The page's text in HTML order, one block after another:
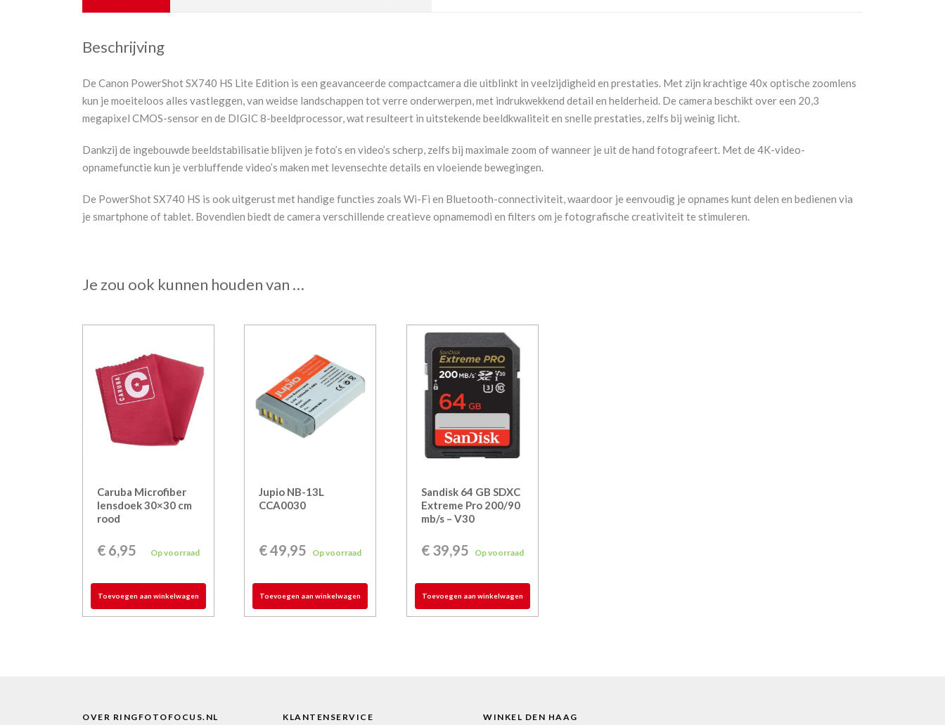
Beschrijving
De Canon PowerShot SX740 HS Lite Edition is een geavanceerde compactcamera die uitblinkt in veelzijdigheid en prestaties. Met zijn krachtige 40x optische zoomlens
kun je moeiteloos alles vastleggen, van weidse landschappen tot verre onderwerpen, met indrukwekkend detail en helderheid. De camera beschikt over een 20,3
megapixel CMOS-sensor en de DIGIC 8-beeldprocessor, wat resulteert in uitstekende beeldkwaliteit en snelle prestaties, zelfs bij weinig licht.
Dankzij de ingebouwde beeldstabilisatie blijven je foto’s en video’s scherp, zelfs bij maximale zoom of wanneer je uit de hand fotografeert. Met de 4K-video-
opnamefunctie kun je verbluffende video’s maken met levensechte details en vloeiende bewegingen.
De PowerShot SX740 HS is ook uitgerust met handige functies zoals Wi-Fi en Bluetooth-connectiviteit, waardoor je eenvoudig je opnames kunt delen en bedienen via
je smartphone of tablet. Bovendien biedt de camera verschillende creatieve opnamemodi en filters om je fotografische creativiteit te stimuleren.
Je zou ook kunnen houden van …
Caruba Microfiber
lensdoek 30×30 cm
rood
€ 6,95 Op voorraad
Toevoegen aan winkelwagen
Jupio NB-13L
CCA0030
€49,95 Op voorraad
Toevoegen aan winkelwagen
Sandisk 64 GB SDXC
Extreme Pro 200/90
mb/s – V30
€39,95 Op voorraad
Toevoegen aan winkelwagen
OVER RINGFOTOFOCUS.NL KLANTENSERVICE WINKEL DEN HAAG